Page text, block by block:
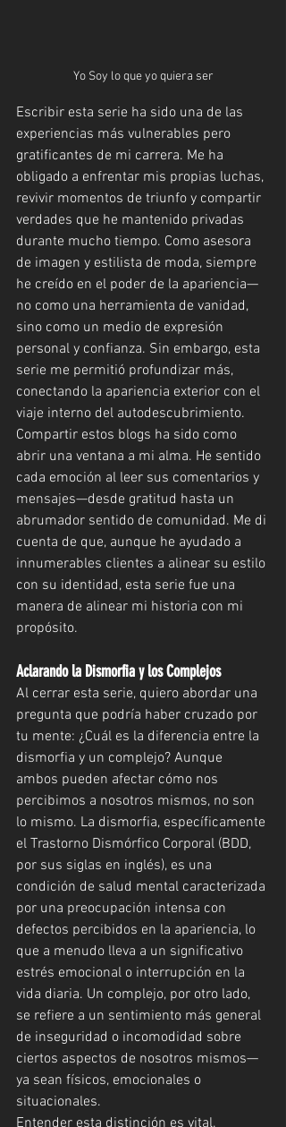
Yo Soy lo que yo quiera ser
Escribir esta serie ha sido una de las
experiencias más vulnerables pero
gratificantes de mi carrera. Me ha
obligado a enfrentar mis propias luchas,
revivir momentos de triunfo y compartir
verdades que he mantenido privadas
durante mucho tiempo. Como asesora
de imagen y estilista de moda, siempre
he creído en el poder de la apariencia—
no como una herramienta de vanidad,
sino como un medio de expresión
personal y confianza. Sin embargo, esta
serie me permitió profundizar más,
conectando la apariencia exterior con el
viaje interno del autodescubrimiento.
Compartir estos blogs ha sido como
abrir una ventana a mi alma. He sentido
cada emoción al leer sus comentarios y
mensajes—desde gratitud hasta un
abrumador sentido de comunidad. Me di
cuenta de que, aunque he ayudado a
innumerables clientes a alinear su estilo
con su identidad, esta serie fue una
manera de alinear mi historia con mi
propósito.
Aclarando la Dismorfia y los Complejos
Al cerrar esta serie, quiero abordar una
pregunta que podría haber cruzado por
tu mente: ¿Cuál es la diferencia entre la
dismorfia y un complejo? Aunque
ambos pueden afectar cómo nos
percibimos a nosotros mismos, no son
lo mismo. La dismorfia, específicamente
el Trastorno Dismórfico Corporal (BDD,
por sus siglas en inglés), es una
condición de salud mental caracterizada
por una preocupación intensa con
defectos percibidos en la apariencia, lo
que a menudo lleva a un significativo
estrés emocional o interrupción en la
vida diaria. Un complejo, por otro lado,
se refiere a un sentimiento más general
de inseguridad o incomodidad sobre
ciertos aspectos de nosotros mismos—
ya sean físicos, emocionales o
situacionales.
Entender esta distinción es vital.